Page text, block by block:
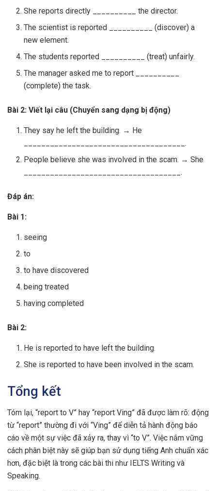
She reports directly __________ the director.
The scientist is reported __________ (discover) a
new element.
The students reported __________ (treat) unfairly.
The manager asked me to report __________
(complete) the task.
Bài 2: Viết lại câu (Chuyển sang dạng bị động)
They say he left the building. → He
_____________________________________.
People believe she was involved in the scam. → She
____________________________________.
Đáp án:
Bài 1:
seeing
to
to have discovered
being treated
having completed
Bài 2:
He is reported to have left the building.
She is reported to have been involved in the scam.
Tổng kết
Tóm lại, “report to V” hay “report Ving” đã được làm rõ: động
từ “report” thường đi với “Ving” để diễn tả hành động báo
cáo về một sự việc đã xảy ra, thay vì “to V”. Việc nắm vững
cách phân biệt này sẽ giúp bạn sử dụng tiếng Anh chuẩn xác
hơn, đặc biệt là trong các bài thi như IELTS Writing và
Speaking.